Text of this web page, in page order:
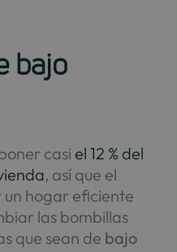
bajo
casi el 12 % del
, así que el
hogar eficiente
las bombillas
que sean de bajo